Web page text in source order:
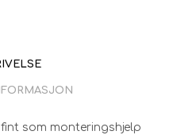
som monteringshjelp